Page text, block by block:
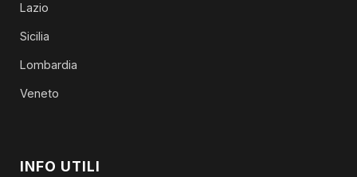
Lazio
Sicilia
Lombardia
Veneto
INFO UTILI